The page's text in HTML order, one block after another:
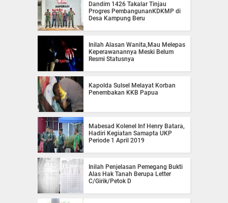
Dandim 1426 Takalar Tinjau
Progres PembangunanKDKMP di
Desa Kampung Beru
Inilah Alasan Wanita,Mau Melepas
Keperawanannya Meski Belum
Resmi Statusnya
Kapolda Sulsel Melayat Korban
Penembakan KKB Papua
Mabesad Kolenel Inf Henry Batara,
Hadiri Kegiatan Samapta UKP
Periode 1 April 2019
Inilah Penjelasan Pemegang Bukti
Alas Hak Tanah Berupa Letter
C/Girik/Petok D